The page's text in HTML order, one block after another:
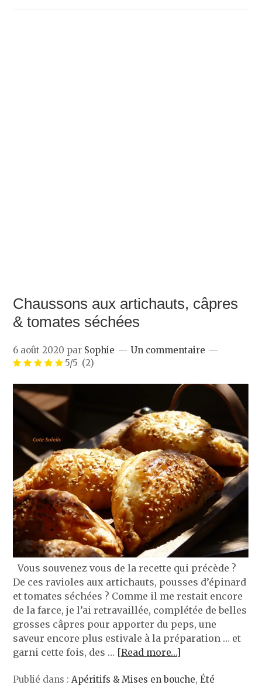
Chaussons aux artichauts, câpres
& tomates séchées
6 août 2020 par Sophie
Un commentaire
5/5 (2)
Vous souvenez vous de la recette qui précède ?
De ces ravioles aux artichauts, pousses d’épinard
et tomates séchées ? Comme il me restait encore
de la farce, je l’ai retravaillée, complétée de belles
grosses câpres pour apporter du peps, une
saveur encore plus estivale à la préparation … et
garni cette fois, des … [Read more…]
Publié dans : Apéritifs & Mises en bouche,Été